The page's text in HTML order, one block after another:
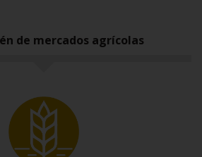
de mercados agrícolas